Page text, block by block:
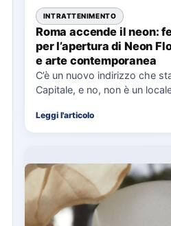
INTRATTENIMENTO
Roma accende il neon:
per l’apertura di Neon
e arte contemporanea
C’è un nuovo indirizzo che
Capitale, e no, non è un
Leggi l'articolo